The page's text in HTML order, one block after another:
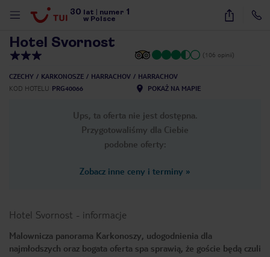
30 lat numer 1
w Polsce
28
Hotel Svornost
(106 opinii)
CZECHY KARKONOSZE HARRACHOV
HARRACHOV
KOD HOTELU PRG40066 POKAŻ NA MAPIE
Ups, ta oferta nie jest dostępna.
Przygotowaliśmy dla Ciebie
podobne oferty:
Zobacz inne ceny i terminy »
Hotel Svornost - informacje
Malownicza panorama Karkonoszy, udogodnienia dla
najmłodszych oraz bogata oferta spa sprawią, że goście będą czuli